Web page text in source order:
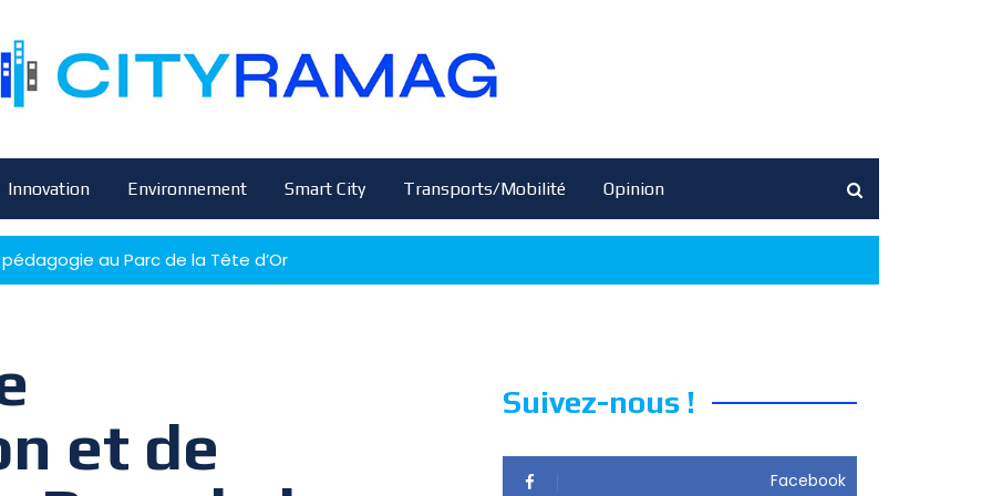
Innovation Environnement Smart City Transports/Mobilité Opinion
au Parc de la Tête d’Or
et de
Suivez-nous !
Facebook